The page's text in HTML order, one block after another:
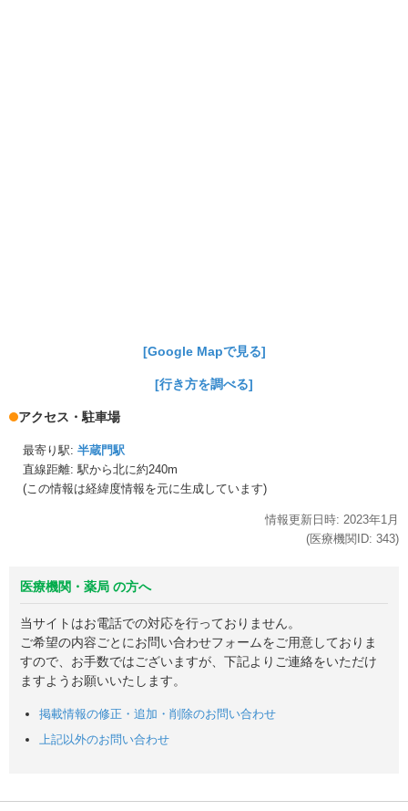
[Google Mapで見る]
[行き方を調べる]
アクセス・駐車場
最寄り駅: 半蔵門駅
直線距離: 駅から北に約240m
(この情報は経緯度情報を元に生成しています)
情報更新日時: 2023年1月
(医療機関ID: 343)
医療機関・薬局 の方へ
当サイトはお電話での対応を行っておりません。
ご希望の内容ごとにお問い合わせフォームをご用意しておりま
すので、お手数ではございますが、下記よりご連絡をいただけ
ますようお願いいたします。
掲載情報の修正・追加・削除のお問い合わせ
上記以外のお問い合わせ